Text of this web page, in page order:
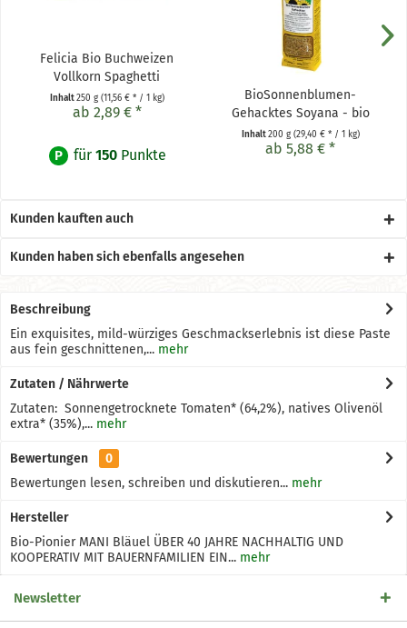
Felicia Bio Buchweizen
Vollkorn Spaghetti
Inhalt250 g (11,56 € * / 1 kg)
ab 2,89 € *
P für 150 Punkte
BioSonnenblumen-
Gehacktes Soyana - bio
Inhalt200 g (29,40 € * / 1 kg)
ab 5,88 € *
Kunden kauften auch
Kunden haben sich ebenfalls angesehen
Beschreibung
Ein exquisites, mild-würziges Geschmackserlebnis ist diese Paste
aus fein geschnittenen,... mehr
Zutaten / Nährwerte
Zutaten: Sonnengetrocknete Tomaten* (64,2%), natives Olivenöl
extra* (35%),... mehr
Bewertungen
0
Bewertungen lesen, schreiben und diskutieren... mehr
Hersteller
Bio-Pionier MANI Bläuel ÜBER 40 JAHRE NACHHALTIG UND
KOOPERATIV MIT BAUERNFAMILIEN EIN... mehr
Newsletter